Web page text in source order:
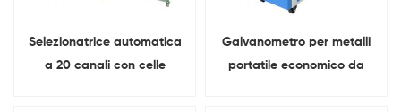
Selezionatrice automatica
a 20 canali con celle
Galvanometro per metalli
portatile economico da